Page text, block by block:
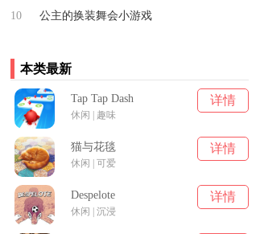
44.46M
休闲益智
10 公主的换装舞会小游戏
本类最新
Tap Tap Dash
休闲 | 趣味
详情
猫与花毯
休闲 | 可爱
详情
Despelote
休闲 | 沉浸
详情